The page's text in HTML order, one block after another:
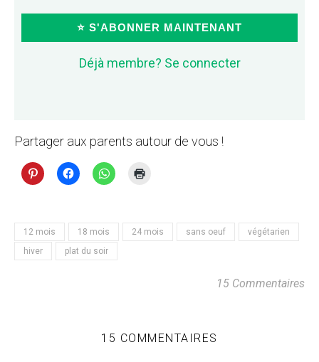
⭐ S'ABONNER MAINTENANT
Déjà membre? Se connecter
Partager aux parents autour de vous !
12 mois 18 mois 24 mois sans oeuf
végétarien
hiver
plat du soir
15 Commentaires
15 COMMENTAIRES